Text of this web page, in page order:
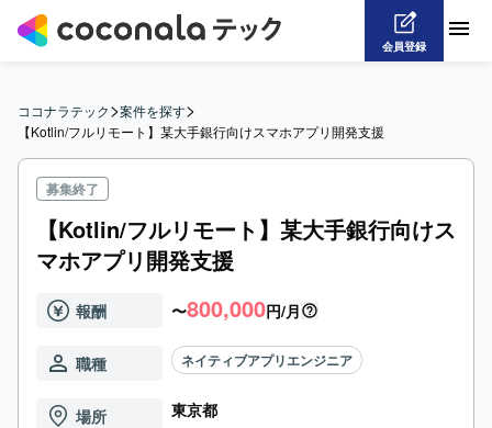
会員登録
ココナラテック>案件を探す>
【Kotlin/フルリモート】某大手銀行向けスマホアプリ開発支援
募集終了
【Kotlin/フルリモート】某大手銀行向けス
マホアプリ開発支援
報酬 〜800,000円/月
職種 ネイティブアプリエンジニア
場所 東京都